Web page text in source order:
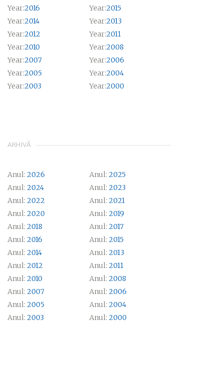
Year:2016 Year:2015
Year:2014 Year:2013
Year:2012 Year:2011
Year:2010 Year:2008
Year:2007 Year:2006
Year:2005 Year:2004
Year:2003 Year:2000
ARHIVĂ
Anul:2026 Anul:2025
Anul:2024 Anul:2023
Anul:2022 Anul:2021
Anul:2020 Anul:2019
Anul:2018 Anul:2017
Anul:2016 Anul:2015
Anul:2014 Anul:2013
Anul:2012 Anul:2011
Anul:2010 Anul:2008
Anul:2007 Anul:2006
Anul:2005 Anul:2004
Anul:2003 Anul:2000